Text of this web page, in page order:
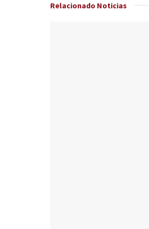
Relacionado Noticias